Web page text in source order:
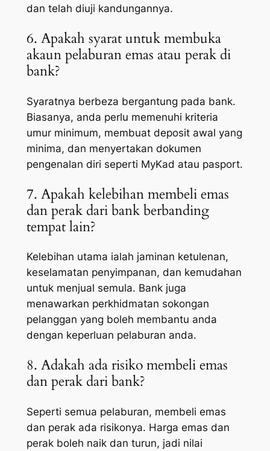
dan telah diuji kandungannya.
6. Apakah syarat untuk membuka
akaun pelaburan emas atau perak di
bank?
Syaratnya berbeza bergantung pada bank.
Biasanya, anda perlu memenuhi kriteria
umur minimum, membuat deposit awal yang
minima, dan menyertakan dokumen
pengenalan diri seperti MyKad atau pasport.
7. Apakah kelebihan membeli emas
dan perak dari bank berbanding
tempat lain?
Kelebihan utama ialah jaminan ketulenan,
keselamatan penyimpanan, dan kemudahan
untuk menjual semula. Bank juga
menawarkan perkhidmatan sokongan
pelanggan yang boleh membantu anda
dengan keperluan pelaburan anda.
8. Adakah ada risiko membeli emas
dan perak dari bank?
Seperti semua pelaburan, membeli emas
dan perak ada risikonya. Harga emas dan
perak boleh naik dan turun, jadi nilai